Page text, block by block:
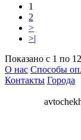
1
2
>
>|
Показано с 1 по
О нас Способы
Контакты Города